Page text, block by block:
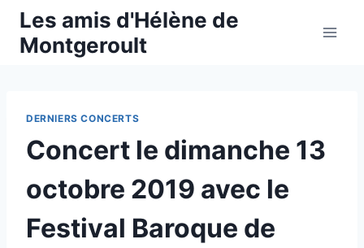
Aller
contenu
Les amis d'Hélène de
Montgeroult
DERNIERS CONCERTS
Concert le dimanche 13
octobre 2019 avec le
Festival Baroque de